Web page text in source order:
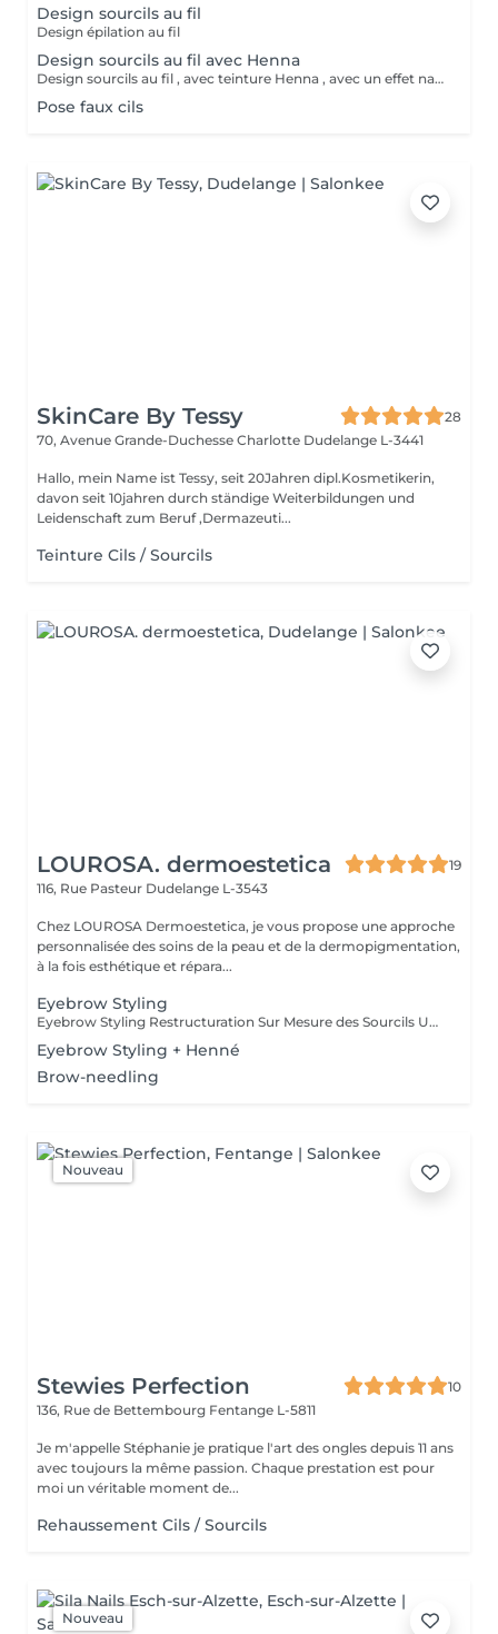
Design sourcils au fil
Design épilation au fil
Design sourcils au fil avec Henna
Design sourcils au fil , avec teinture Henna , avec un effet naturel et complet pour les sourcils , durabilité 15jours
Pose faux cils
SkinCare By Tessy
28
70, Avenue Grande-Duchesse Charlotte Dudelange L-3441
Hallo, mein Name ist Tessy, seit 20Jahren dipl.Kosmetikerin,
davon seit 10jahren durch ständige Weiterbildungen und
Leidenschaft zum Beruf ,Dermazeuti...
Teinture Cils / Sourcils
LOUROSA. dermoestetica
19
116, Rue Pasteur Dudelange L-3543
Chez LOUROSA Dermoestetica, je vous propose une approche
personnalisée des soins de la peau et de la dermopigmentation,
à la fois esthétique et répara...
Eyebrow Styling
Eyebrow Styling Restructuration Sur Mesure des Sourcils Une mise en beauté précise et personnalisée pour sublimer votre regard. L'Eyebrow Styling est une prestation dédiée à la restructuration complète des sourcils, réalisée exclusivement à la pince pour garantir un travail d'une grande précision. Cette technique permet de respecter parfaitement la ligne naturelle du sourcil tout en l'adaptant harmonieusement à la morphologie du visage. Chaque prestation débute par une analyse de la forme du visage et de la structure naturelle des sourcils, afin de créer une ligne sur mesure qui équilibre et met en valeur les traits. Ce soin permet de : * restructurer la ligne des sourcils avec précision * harmoniser les sourcils avec la forme du visage * nettoyer et affiner le contour pour un rendu net et soigné * sublimer le regard de manière naturelle En option, il est possible d'ajouter une mise en couleur légère au crayon, afin de combler les zones clairsemées et d'intensifier la structure du sourcil tout en respectant sa teinte naturelle. Idéal pour entretenir ses sourcils ou pour retrouver une ligne parfaitement adaptée à son visage.
Eyebrow Styling + Henné
Brow-needling
Nouveau
Stewies Perfection
10
136, Rue de Bettembourg Fentange L-5811
Je m'appelle Stéphanie je pratique l'art des ongles depuis 11 ans
avec toujours la même passion. Chaque prestation est pour
moi un véritable moment de...
Rehaussement Cils / Sourcils
Nouveau